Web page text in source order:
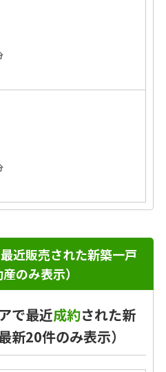
近販売された新築一戸
のみ表示）
で最近成約された新
新20件のみ表示）